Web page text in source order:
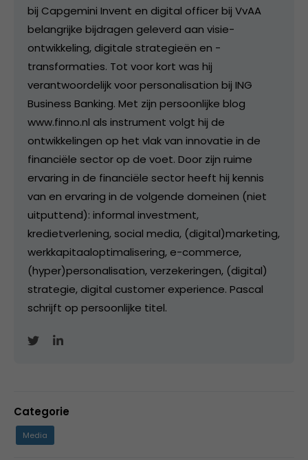
bij Capgemini Invent en digital officer bij VvAA
belangrijke bijdragen geleverd aan visie-
ontwikkeling, digitale strategieën en -
transformaties. Tot voor kort was hij
verantwoordelijk voor personalisation bij ING
Business Banking. Met zijn persoonlijke blog
www.finno.nl als instrument volgt hij de
ontwikkelingen op het vlak van innovatie in de
financiële sector op de voet. Door zijn ruime
ervaring in de financiële sector heeft hij kennis
van en ervaring in de volgende domeinen (niet
uitputtend): informal investment,
kredietverlening, social media, (digital)marketing,
werkkapitaaloptimalisering, e-commerce,
(hyper)personalisation, verzekeringen, (digital)
strategie, digital customer experience. Pascal
schrijft op persoonlijke titel.
Categorie
Media